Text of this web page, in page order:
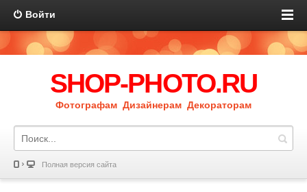
Войти
SHOP-PHOTO.RU
Фотографам Дизайнерам Декораторам
Полная версия сайта